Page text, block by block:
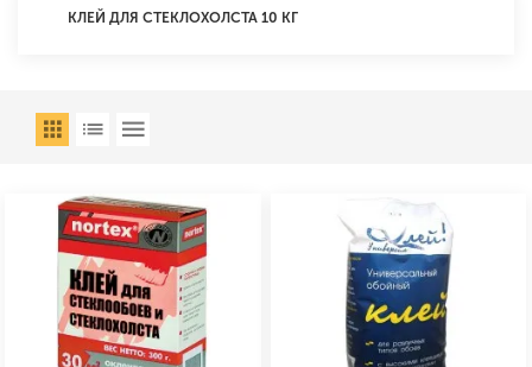
КЛЕЙ ДЛЯ СТЕКЛОХОЛСТА 10 КГ